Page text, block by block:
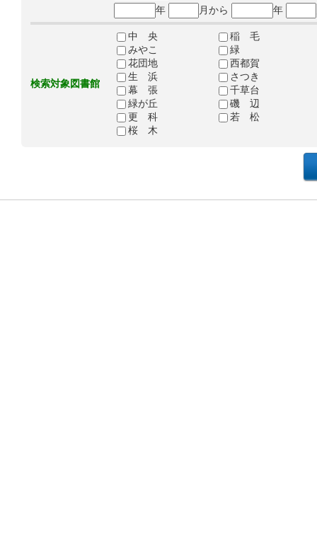
年
月から 年
検索対象図書館
中 央
稲 毛
みやこ
緑
花団地
西都賀
生 浜
さつき
幕 張
千草台
緑が丘
磯 辺
更 科
若 松
桜 木